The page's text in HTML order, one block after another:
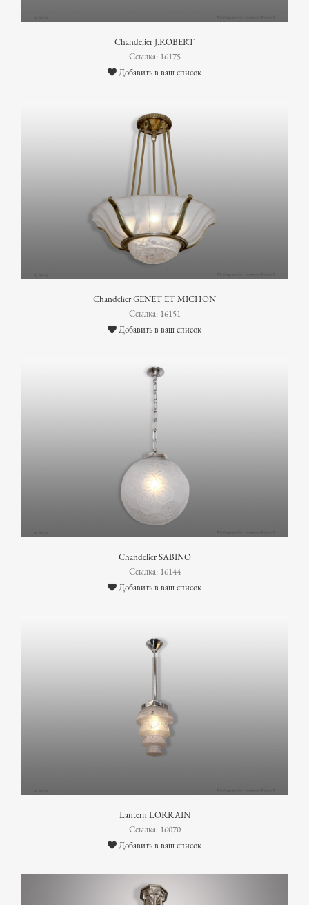
Chandelier J.ROBERT
Ссылка: 16175
Добавить в ваш список
Chandelier GENET ET MICHON
Ссылка: 16151
Добавить в ваш список
Chandelier SABINO
Ссылка: 16144
Добавить в ваш список
Lantern LORRAIN
Ссылка: 16070
Добавить в ваш список